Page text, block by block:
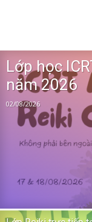
Lớp học
năm 2026
02/08/2026